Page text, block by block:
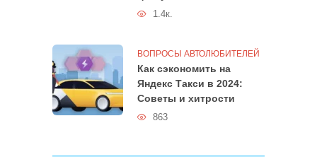
1.4к.
ВОПРОСЫ АВТОЛЮБИТЕЛЕЙ
Как сэкономить на
Яндекс Такси в 2024:
Советы и хитрости
863